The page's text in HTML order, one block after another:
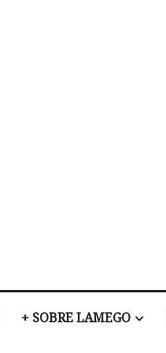
+ SOBRE LAMEGO